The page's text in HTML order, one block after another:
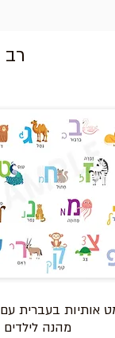
רב
אותיות בעברית
מהנה לילדים